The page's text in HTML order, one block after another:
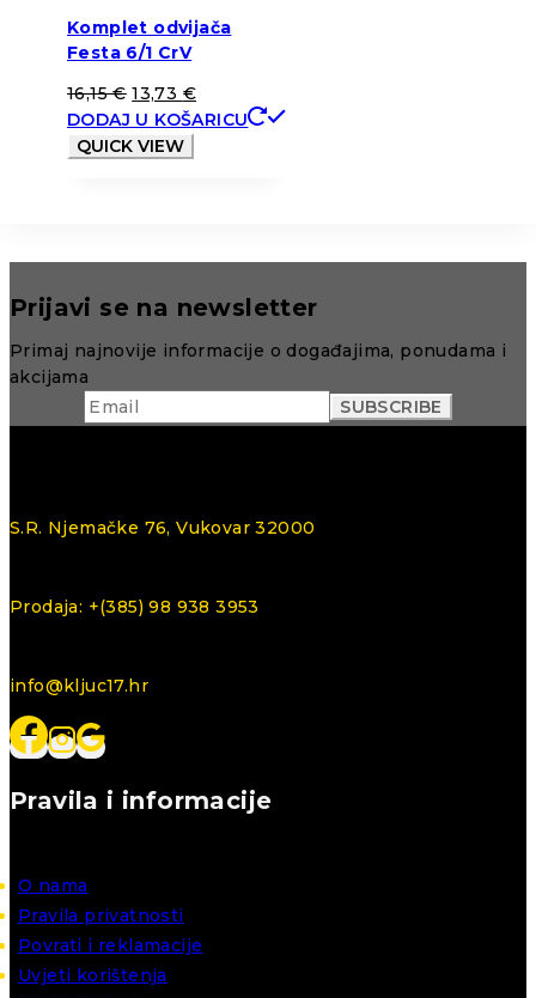
Komplet odvijača
Festa 6/1 CrV
16,15€ 13,73 €
DODAJ U KOŠARICU
QUICK VIEW
Prijavi se na newsletter
Primaj najnovije informacije o događajima, ponudama i
akcijama
S.R. Njemačke 76, Vukovar 32000
Prodaja: +(385) 98 938 3953
info@kljuc17.hr
Pravila i informacije
O nama
Pravila privatnosti
Povrati i reklamacije
Uvjeti korištenja